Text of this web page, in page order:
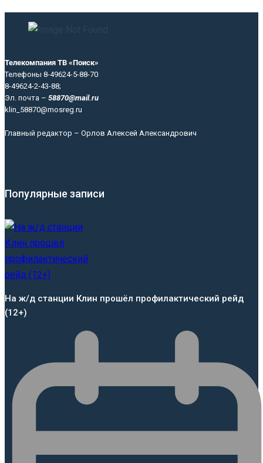
Телекомпания ТВ «Поиск»
Телефоны 8-49624-5-88-70
8-49624-2-43-88;
Эл. почта – 58870@mail.ru
klin_58870@mosreg.ru
Главный редактор – Орлов Алексей Александрович
Популярные записи
На ж/д станции Клин прошёл профилактический рейд
(12+)